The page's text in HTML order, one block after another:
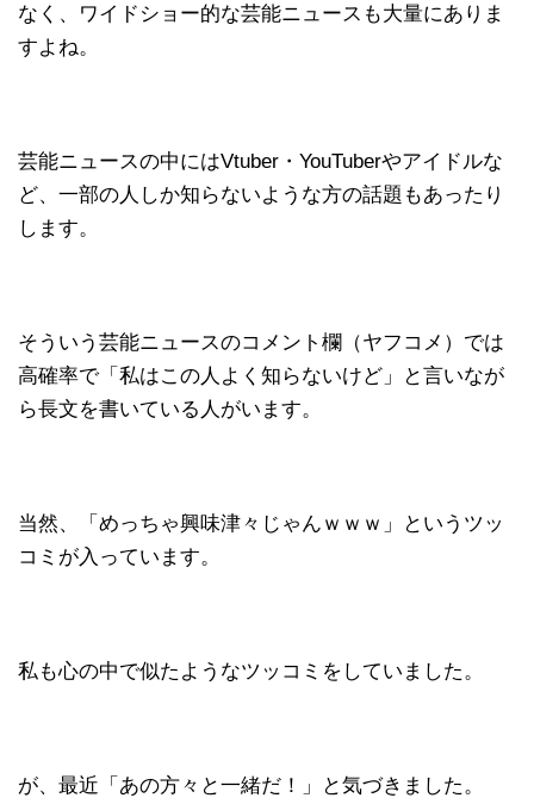
なく、ワイドショー的な芸能ニュースも大量にありま
すよね。
芸能ニュースの中にはVtuber・YouTuberやアイドルな
ど、一部の人しか知らないような方の話題もあったり
します。
そういう芸能ニュースのコメント欄（ヤフコメ）では
高確率で「私はこの人よく知らないけど」と言いなが
ら長文を書いている人がいます。
当然、「めっちゃ興味津々じゃんｗｗｗ」というツッ
コミが入っています。
私も心の中で似たようなツッコミをしていました。
が、最近「あの方々と一緒だ！」と気づきました。